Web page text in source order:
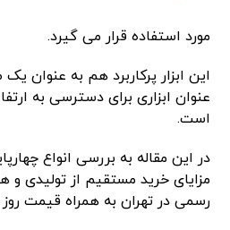
مورد استفاده قرار می گیرد.
این ابزار پرکاربرد هم به عنوان
عنوان ابزاری برای دسترسی به
است.
در این مقاله به بررسی انواع
مزایای خرید مستقیم از تولیدی و
رسمی در تهران به همراه قیمت روز سال 1404 می